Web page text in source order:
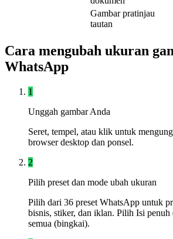
Gambar pratinjau
tautan
Cara mengubah ukuran
WhatsApp
1
Unggah gambar Anda
Seret, tempel, atau klik untuk
browser desktop dan ponsel.
2
Pilih preset dan mode ubah ukuran
Pilih dari 36 preset WhatsApp untuk
bisnis, stiker, dan iklan. Pilih Isi
semua (bingkai).